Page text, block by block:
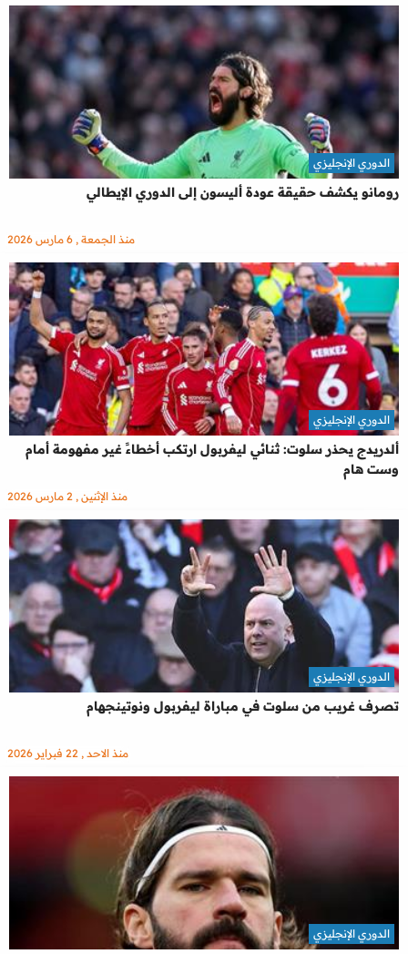
رومانو يكشف حقيقة عودة أليسون إلى الدوري الإيطالي
الدوري الإنجليزي
منذ الجمعة , 6 مارس 2026
ألدريدج يحذر سلوت: ثنائي ليفربول ارتكب أخطاءً غير مفهومة أمام
وست هام
الدوري الإنجليزي
منذ الإثنين , 2 مارس 2026
تصرف غريب من سلوت في مباراة ليفربول ونوتينجهام
الدوري الإنجليزي
منذ الاحد , 22 فبراير 2026
الدوري الإنجليزي